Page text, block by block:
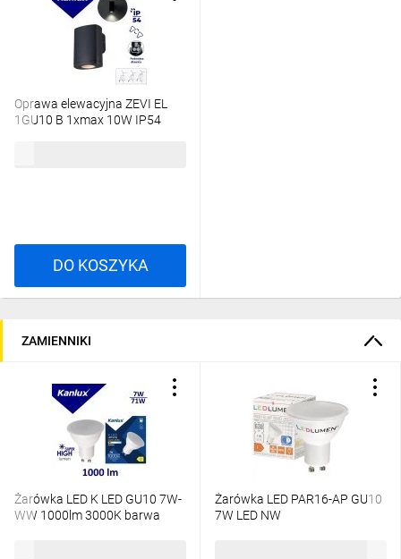
Oprawa elewacyjna ZEVI EL
1GU10 B 1xmax 10W IP54
DO KOSZYKA
ZAMIENNIKI
Żarówka LED K LED GU10 7W-
WW 1000lm 3000K barwa
Żarówka LED PAR16-AP GU10
7W LED NW